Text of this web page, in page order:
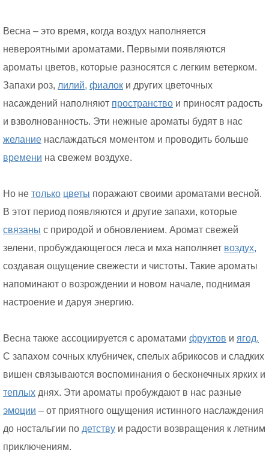
Весна – это время, когда воздух наполняется
невероятными ароматами. Первыми появляются
ароматы цветов, которые разносятся с легким ветерком.
Запахи роз, лилий, фиалок и других цветочных
насаждений наполняют пространство и приносят радость
и взволнованность. Эти нежные ароматы будят в нас
желание наслаждаться моментом и проводить больше
времени на свежем воздухе.
Но не только цветы поражают своими ароматами весной.
В этот период появляются и другие запахи, которые
связаны с природой и обновлением. Аромат свежей
зелени, пробуждающегося леса и мха наполняет воздух,
создавая ощущение свежести и чистоты. Такие ароматы
напоминают о возрождении и новом начале, поднимая
настроение и даруя энергию.
Весна также ассоциируется с ароматами фруктов и ягод.
С запахом сочных клубничек, спелых абрикосов и сладких
вишен связываются воспоминания о бесконечных ярких и
теплых днях. Эти ароматы пробуждают в нас разные
эмоции – от приятного ощущения истинного наслаждения
до ностальгии по детству и радости возвращения к летним
приключениям.